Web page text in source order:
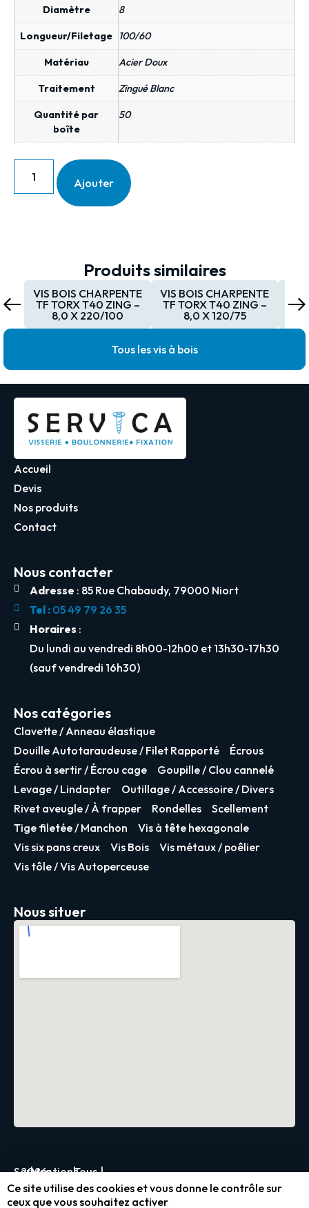
Diamètre 8
Longueur/Filetage 100/60
Matériau Acier Doux
Traitement Zingué Blanc
Quantité par
boîte
50
Ajouter
Produits similaires
VIS BOIS CHARPENTE
TF TORX T40 ZING –
8,0 X 220/100
VIS BOIS CHARPENTE
TF TORX T40 ZING –
8,0 X 120/75
TF
Tous les vis à bois
Accueil
Devis
Nos produits
Contact
Nous contacter
Adresse : 85 Rue Chabaudy, 79000 Niort
Tel :05 49 79 26 35
Horaires :
Du lundi au vendredi 8h00-12h00 et 13h30-17h30
(sauf vendredi 16h30)
Nos catégories
Clavette / Anneau élastique
Douille Autotaraudeuse / Filet Rapporté
Écrous
Écrou à sertir / Écrou cage
Goupille / Clou cannelé
Levage / Lindapter
Outillage / Accessoire / Divers
Rivet aveugle / À frapper
Rondelles
Scellement
Tige filetée / Manchon
Vis à tête hexagonale
Vis six pans creux
Vis Bois
Vis métaux / poêlier
Vis tôle / Vis Autoperceuse
Nous situer
Servica
2026
|Mentions
légales
|Tous
droits
|
Ce site utilise des cookies et vous donne le contrôle sur
ceux que vous souhaitez activer